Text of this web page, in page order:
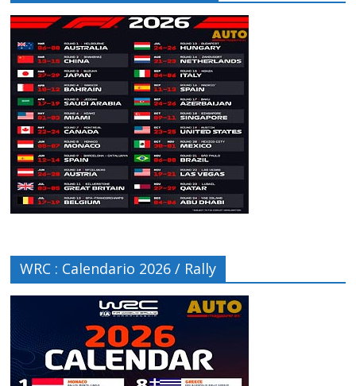
WRC : Calendario 2026 / Rally